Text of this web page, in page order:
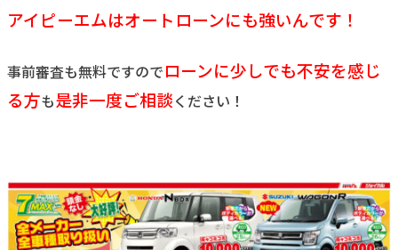
アイピーエムはオートローンにも強いんです！
事前審査も無料ですのでローンに少しでも不安を感じ
る方も是非一度ご相談ください！